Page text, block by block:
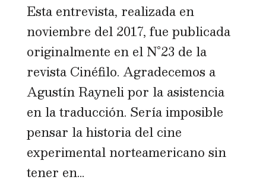
Esta entrevista, realizada en
noviembre del 2017, fue publicada
originalmente en el N°23 de la
revista Cinéfilo. Agradecemos a
Agustín Rayneli por la asistencia
en la traducción. Sería imposible
pensar la historia del cine
experimental norteamericano sin
tener en...